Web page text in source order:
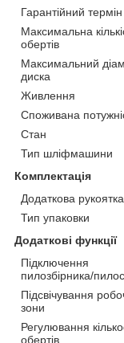
Гарантійний термін
Максимальна
обертів
Максимальний
диска
Живлення
Споживана
Стан
Тип шліфмашини
Комплектація
Додаткова рукоятка
Тип упаковки
Додаткові функції
Підключення
пилозбірника/
Підсвічування
зони
Регулювання
обертів